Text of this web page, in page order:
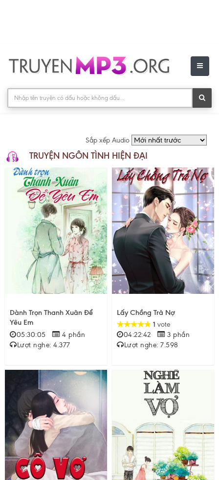
Sắp xếp Audio
TRUYỆN NGÔN TÌNH HIỆN ĐẠI
Dành Trọn Thanh Xuân Để
Yêu Em
05:30:05
4 phần
Lượt nghe: 4.377
Lấy Chồng Trả Nợ
1 vote
04:22:42
3 phần
Lượt nghe: 7.598